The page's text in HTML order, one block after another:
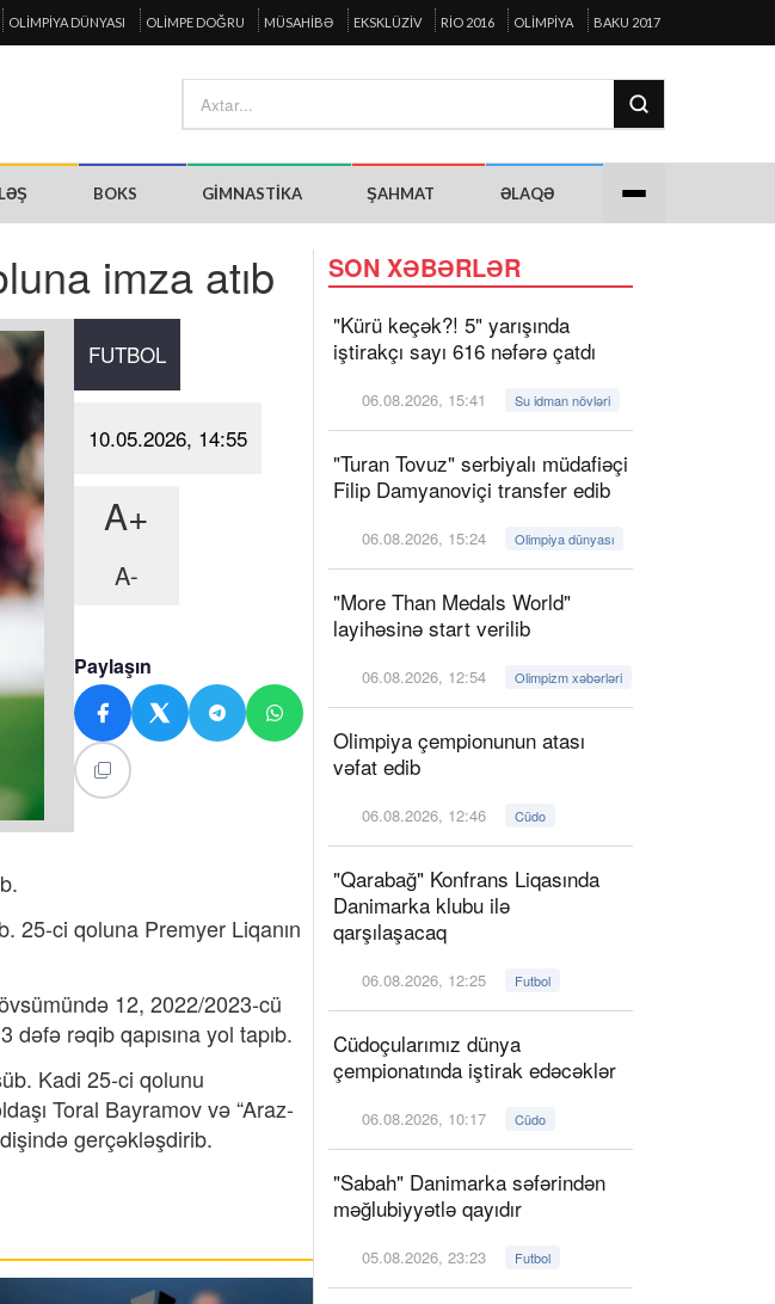
OLIMPIYA DÜNYASI OLIMPE DOĞRU MÜSAHIBƏ EKSKLÜZIV RIO 2016 OLIMPIYA BAKU 2017
BOKS GIMNASTIKA ŞAHMAT ƏLAQƏ
imza atıb
FUTBOL
10.05.2026, 14:55
A+
A-
Paylaşın
25-ci qoluna Premyer Liqanın
12, 2022/2023-cü
rəqib qapısına yol tapıb.
Kadi 25-ci qolunu
Toral Bayramov və “Araz-
gerçəkləşdirib.
SON XƏBƏRLƏR
"Kürü keçək?! 5" yarışında
iştirakçı sayı 616 nəfərə çatdı
06.08.2026, 15:41 Su idman növləri
"Turan Tovuz" serbiyalı müdafiəçi
Filip Damyanoviçi transfer edib
06.08.2026, 15:24 Olimpiya dünyası
"More Than Medals World"
layihəsinə start verilib
06.08.2026, 12:54 Olimpizm xəbərləri
Olimpiya çempionunun atası
vəfat edib
06.08.2026, 12:46 Cüdo
"Qarabağ" Konfrans Liqasında
Danimarka klubu ilə
qarşılaşacaq
06.08.2026, 12:25 Futbol
Cüdoçularımız dünya
çempionatında iştirak edəcəklər
06.08.2026, 10:17 Cüdo
"Sabah" Danimarka səfərindən
məğlubiyyətlə qayıdır
05.08.2026, 23:23 Futbol